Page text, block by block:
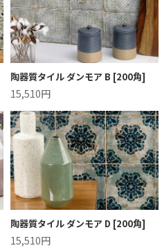
陶器質タイル ダンモア B [200角]
15,510円
陶器質タイル ダンモア D [200角]
15,510円